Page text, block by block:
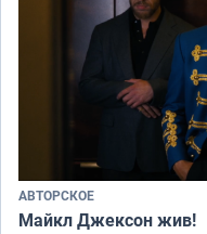
АВТОРСКОЕ
Майкл Джексон жив!